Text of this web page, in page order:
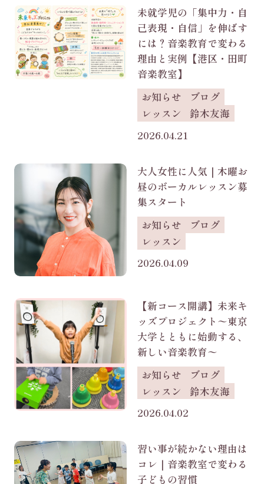
未就学児の「集中力・自
己表現・自信」を伸ばす
には？音楽教育で変わる
理由と実例【港区・田町
音楽教室】
お知らせ
ブログ
レッスン
鈴木友海
2026.04.21
大人女性に人気｜木曜お
昼のボーカルレッスン募
集スタート
お知らせ
ブログ
レッスン
2026.04.09
【新コース開講】未来キ
ッズプロジェクト〜東京
大学とともに始動する、
新しい音楽教育〜
お知らせ
ブログ
レッスン
鈴木友海
2026.04.02
習い事が続かない理由は
コレ｜音楽教室で変わる
子どもの習慣